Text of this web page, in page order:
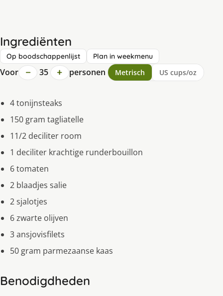
Ingrediënten
Op boodschappenlijst Plan in weekmenu
Voor − 35 + personen Metrisch US cups/oz
4 tonijnsteaks
150 gram tagliatelle
11/2 deciliter room
1 deciliter krachtige runderbouillon
6 tomaten
2 blaadjes salie
2 sjalotjes
6 zwarte olijven
3 ansjovisfilets
50 gram parmezaanse kaas
Benodigdheden